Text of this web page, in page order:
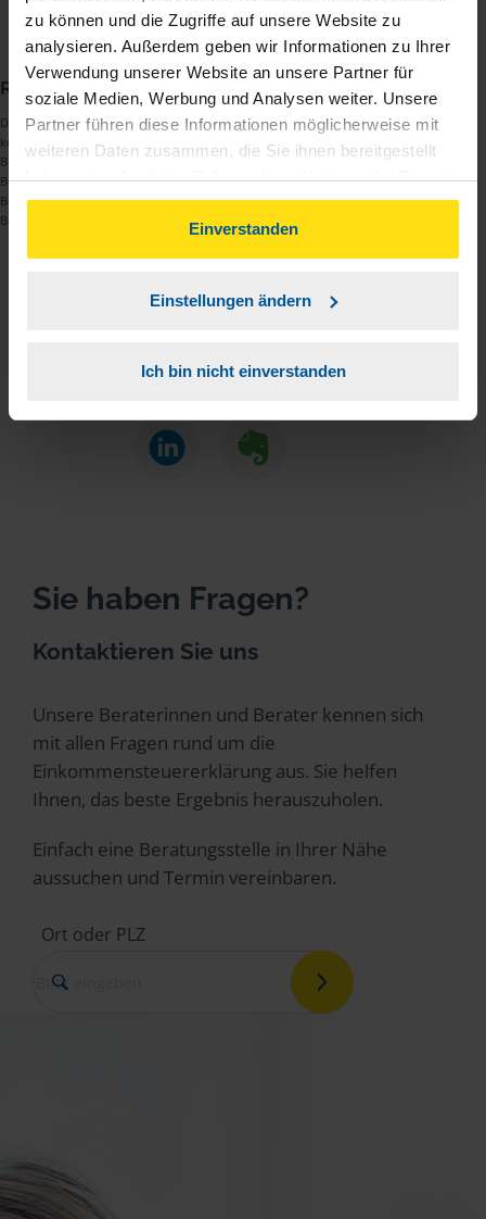
zu können und die Zugriffe auf unsere Website zu
analysieren. Außerdem geben wir Informationen zu Ihrer
Verwendung unserer Website an unsere Partner für
soziale Medien, Werbung und Analysen weiter. Unsere
Partner führen diese Informationen möglicherweise mit
weiteren Daten zusammen, die Sie ihnen bereitgestellt
haben oder die sie im Rahmen Ihrer Nutzung der Dienste
gesammelt haben. Indem Sie auf Einverstanden klicken,
können Sie der Verwendung von Cookies, gemäß
unserer➔ Datenschutzrichtliniezustimmen.
Einverstanden
Einstellungen ändern
Ich bin nicht einverstanden
Redaktion
Dies ist ein redaktioneller Text desRedaktionsteams der VLH. Es erfolgt
keine Beratung zu Themen, die außerhalb der steuerlichen
Beratungsbefugnis eines Lohnsteuerhilfevereins liegen. Eine
Beratungsleistung im konkreten Einzelfall kann nur im Rahmen der
Begründung einer Mitgliedschaft und ausschließlich innerhalb der
Beratungsbefugnis nach § 4 Nr. 11 StBerG erfolgen.
Sie haben Fragen?
Kontaktieren Sie uns
Unsere Beraterinnen und Berater kennen sich
mit allen Fragen rund um die
Einkommensteuererklärung aus. Sie helfen
Ihnen, das beste Ergebnis herauszuholen.
Einfach eine Beratungsstelle in Ihrer Nähe
aussuchen und Termin vereinbaren.
Ort oder PLZ